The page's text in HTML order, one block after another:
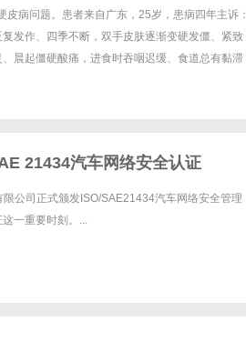
病问题。患者来自广东，25岁，患病四年主诉：
发作、四季不断，双手皮肤逐渐变硬发僵、紧致
晨起僵硬酸痛，进食时吞咽迟缓、食道总有黏滞
21434汽车网络安全认证
公司正式颁发ISO/SAE21434汽车网络安全管理
一重要时刻。...